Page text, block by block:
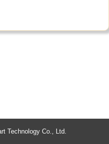
Technology Co., Ltd.